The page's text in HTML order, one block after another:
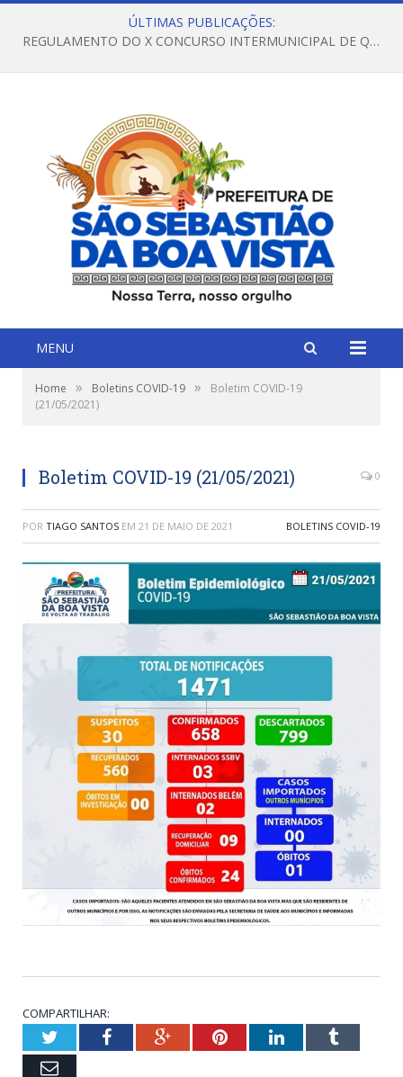
ÚLTIMAS PUBLICAÇÕES:
REGULAMENTO DO X CONCURSO INTERMUNICIPAL DE QUADRILHAS JUNINAS – 2026 – ARRAIÁ DA VENEZA
MENU
Home » Boletins COVID-19 »
Boletim COVID-19
(21/05/2021)
Boletim COVID-19 (21/05/2021) 0
POR TIAGO SANTOS EM 21 DE MAIO DE 2021 BOLETINS COVID-19
COMPARTILHAR:
TwitterFacebookGoogle+PinterestLinkedInTumblr
Email